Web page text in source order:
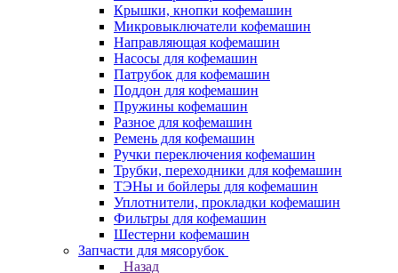
Крышки, кнопки кофемашин
Микровыключатели кофемашин
Направляющая кофемашин
Насосы для кофемашин
Патрубок для кофемашин
Поддон для кофемашин
Пружины кофемашин
Разное для кофемашин
Ремень для кофемашин
Ручки переключения кофемашин
Трубки, переходники для кофемашин
ТЭНы и бойлеры для кофемашин
Уплотнители, прокладки кофемашин
Фильтры для кофемашин
Шестерни кофемашин
Запчасти для мясорубок
Назад